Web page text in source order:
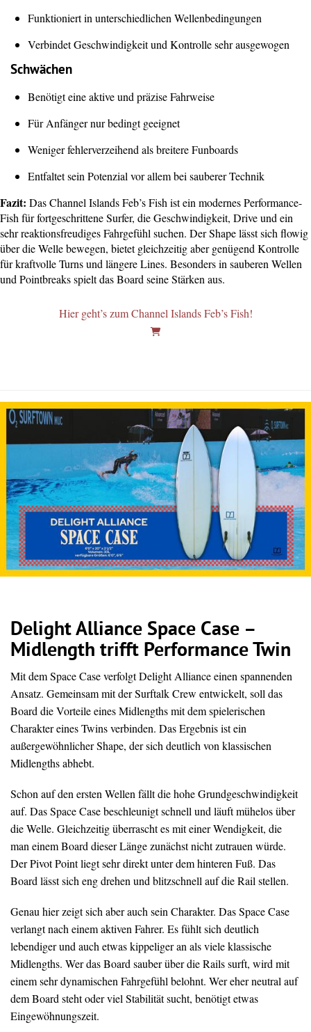
Funktioniert in unterschiedlichen Wellenbedingungen
Verbindet Geschwindigkeit und Kontrolle sehr ausgewogen
Schwächen
Benötigt eine aktive und präzise Fahrweise
Für Anfänger nur bedingt geeignet
Weniger fehlerverzeihend als breitere Funboards
Entfaltet sein Potenzial vor allem bei sauberer Technik
Fazit: Das Channel Islands Feb’s Fish ist ein modernes Performance-
Fish für fortgeschrittene Surfer, die Geschwindigkeit, Drive und ein
sehr reaktionsfreudiges Fahrgefühl suchen. Der Shape lässt sich flowig
über die Welle bewegen, bietet gleichzeitig aber genügend Kontrolle
für kraftvolle Turns und längere Lines. Besonders in sauberen Wellen
und Pointbreaks spielt das Board seine Stärken aus.
Hier geht’s zum Channel Islands Feb’s Fish!
Delight Alliance Space Case –
Midlength trifft Performance Twin
Mit dem Space Case verfolgt Delight Alliance einen spannenden
Ansatz. Gemeinsam mit der Surftalk Crew entwickelt, soll das
Board die Vorteile eines Midlengths mit dem spielerischen
Charakter eines Twins verbinden. Das Ergebnis ist ein
außergewöhnlicher Shape, der sich deutlich von klassischen
Midlengths abhebt.
Schon auf den ersten Wellen fällt die hohe Grundgeschwindigkeit
auf. Das Space Case beschleunigt schnell und läuft mühelos über
die Welle. Gleichzeitig überrascht es mit einer Wendigkeit, die
man einem Board dieser Länge zunächst nicht zutrauen würde.
Der Pivot Point liegt sehr direkt unter dem hinteren Fuß. Das
Board lässt sich eng drehen und blitzschnell auf die Rail stellen.
Genau hier zeigt sich aber auch sein Charakter. Das Space Case
verlangt nach einem aktiven Fahrer. Es fühlt sich deutlich
lebendiger und auch etwas kippeliger an als viele klassische
Midlengths. Wer das Board sauber über die Rails surft, wird mit
einem sehr dynamischen Fahrgefühl belohnt. Wer eher neutral auf
dem Board steht oder viel Stabilität sucht, benötigt etwas
Eingewöhnungszeit.